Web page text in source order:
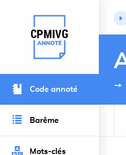
Retour à l’accueil du
Code annoté
Barême
Mots-clés